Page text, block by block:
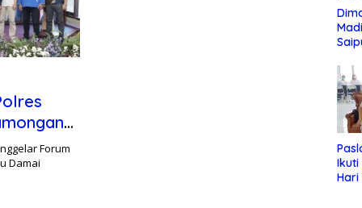
Forum
Damai
Ikuti
Hari